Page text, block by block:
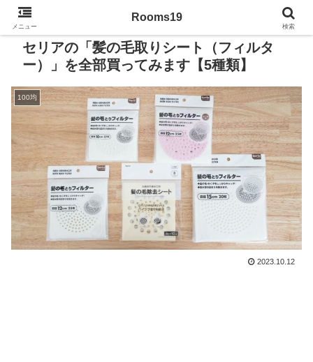
セリアの「髪の毛取りシート（フィルタ
ー）」を全部買ってみます【5種類】
100均
2023.10.12
メニュー
Rooms19
検索